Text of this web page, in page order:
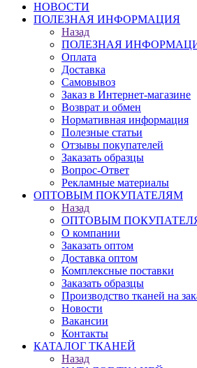
НОВОСТИ
ПОЛЕЗНАЯ ИНФОРМАЦИЯ
Назад
ПОЛЕЗНАЯ
Оплата
Доставка
Самовывоз
Заказ в Интернет-магазине
Возврат и обмен
Нормативная информация
Полезные статьи
Отзывы покупателей
Заказать образцы
Вопрос-Ответ
Рекламные материалы
ОПТОВЫМ ПОКУПАТЕЛЯМ
Назад
ОПТОВЫМ
О компании
Заказать оптом
Доставка оптом
Комплексные поставки
Заказать образцы
Производство тканей на
Новости
Вакансии
Контакты
КАТАЛОГ ТКАНЕЙ
Назад